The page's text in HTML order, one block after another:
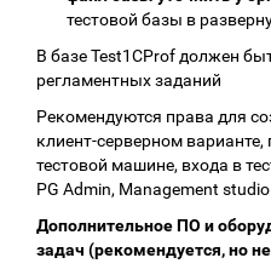
тестовой базы в
В базе Test1CProf должен
регламентных заданий
Рекомендуются права для
клиент-серверном варианте,
тестовой машине, входа в
PG Admin, Management studio
Дополнительное ПО и
задач (рекомендуется, но